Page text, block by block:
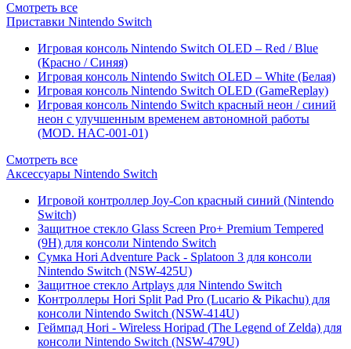
Смотреть все
Приставки Nintendo Switch
Игровая консоль Nintendo Switch OLED – Red / Blue
(Красно / Синяя)
Игровая консоль Nintendo Switch OLED – White (Белая)
Игровая консоль Nintendo Switch OLED (GameReplay)
Игровая консоль Nintendo Switch красный неон / синий
неон с улучшенным временем автономной работы
(MOD. HAC-001-01)
Смотреть все
Аксессуары Nintendo Switch
Игровой контроллер Joy-Con красный синий (Nintendo
Switch)
Защитное стекло Glass Screen Pro+ Premium Tempered
(9H) для консоли Nintendo Switch
Сумка Hori Adventure Pack - Splatoon 3 для консоли
Nintendo Switch (NSW-425U)
Защитное стекло Artplays для Nintendo Switch
Контроллеры Hori Split Pad Pro (Lucario & Pikachu) для
консоли Nintendo Switch (NSW-414U)
Геймпад Hori - Wireless Horipad (The Legend of Zelda) для
консоли Nintendo Switch (NSW-479U)